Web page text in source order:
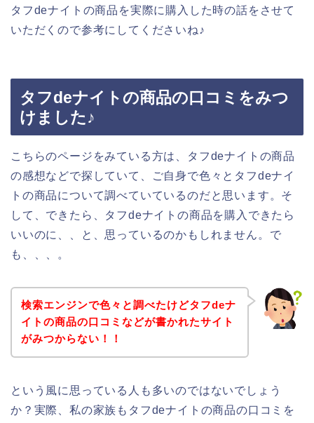
タフdeナイトの商品を実際に購入した時の話をさせて
いただくので参考にしてくださいね♪
タフdeナイトの商品の口コミをみつ
けました♪
こちらのページをみている方は、タフdeナイトの商品
の感想などで探していて、ご自身で色々とタフdeナイ
トの商品について調べていているのだと思います。そ
して、できたら、タフdeナイトの商品を購入できたら
いいのに、、と、思っているのかもしれません。で
も、、、。
検索エンジンで色々と調べたけどタフdeナ
イトの商品の口コミなどが書かれたサイト
がみつからない！！
という風に思っている人も多いのではないでしょう
か？実際、私の家族もタフdeナイトの商品の口コミを